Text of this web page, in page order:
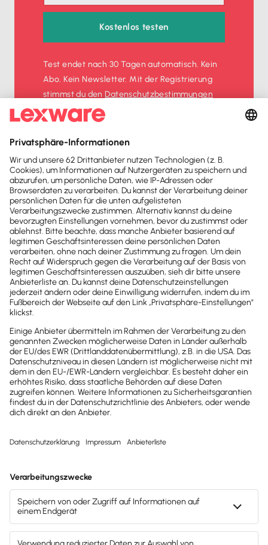
Kostenlos testen
Test endet nach 30 Tagen automatisch. Kein
Abo. Kein Newsletter. Mit der Registrierung
stimmst du denDatenschutz­bestimmungen
und denAGBzu.
Sofort50%
Newsletter
Brandheiße
News direkt in
dein Postfach
wichtige News zu
Gesetzesänderungen,
hilfreiche Praxis-Tipps und
kostenlose Tools für
Unternehmen erhalten?
Dann abonniere unseren